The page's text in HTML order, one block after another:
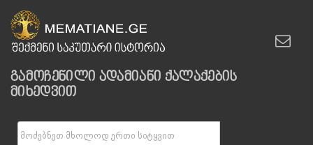
გამოჩენილი ადამიანი ქალაქების
მიხედვით